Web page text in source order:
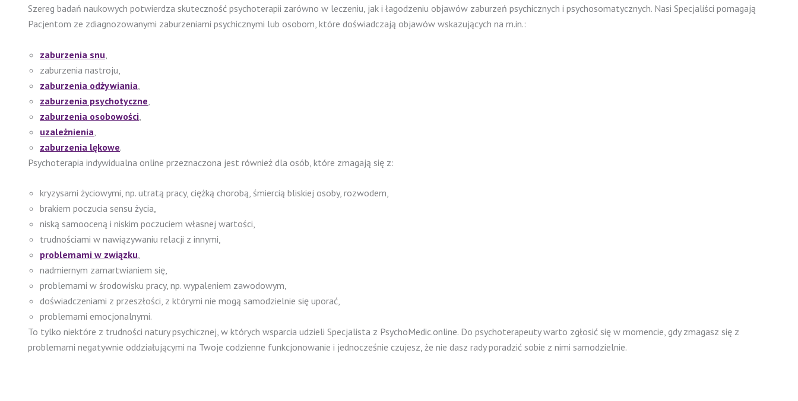
Szereg badań naukowych potwierdza skuteczność psychoterapii zarówno w leczeniu, jak i łagodzeniu objawów zaburzeń psychicznych i psychosomatycznych. Nasi Specjaliści pomagają
Pacjentom ze zdiagnozowanymi zaburzeniami psychicznymi lub osobom, które doświadczają objawów wskazujących na m.in.:
zaburzenia snu
zaburzenia nastroju,
zaburzenia odżywiania
zaburzenia psychotyczne
zaburzenia osobowości
uzależnienia
zaburzenia lękowe.
Psychoterapia indywidualna online przeznaczona jest również dla osób, które zmagają się z:
kryzysami życiowymi, np. utratą pracy, ciężką chorobą, śmiercią bliskiej osoby, rozwodem,
brakiem poczucia sensu życia,
niską samooceną i niskim poczuciem własnej wartości,
trudnościami w nawiązywaniu relacji z innymi,
problemami w związku,
nadmiernym zamartwianiem się,
problemami w środowisku pracy, np. wypaleniem zawodowym,
doświadczeniami z przeszłości, z którymi nie mogą samodzielnie się uporać,
problemami emocjonalnymi.
To tylko niektóre z trudności natury psychicznej, w których wsparcia udzieli Specjalista z PsychoMedic.online. Do psychoterapeuty warto zgłosić się w momencie, gdy zmagasz się z
problemami negatywnie oddziałującymi na Twoje codzienne funkcjonowanie i jednocześnie czujesz, że nie dasz rady poradzić sobie z nimi samodzielnie.